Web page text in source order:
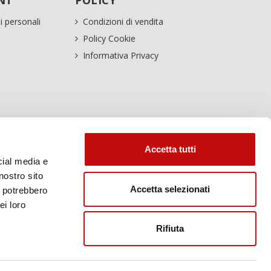
media e
sito
loro
Accetta tutti
Accetta selezionati
Rifiuta
personali
Condizioni di vendita
Policy Cookie
Informativa Privacy